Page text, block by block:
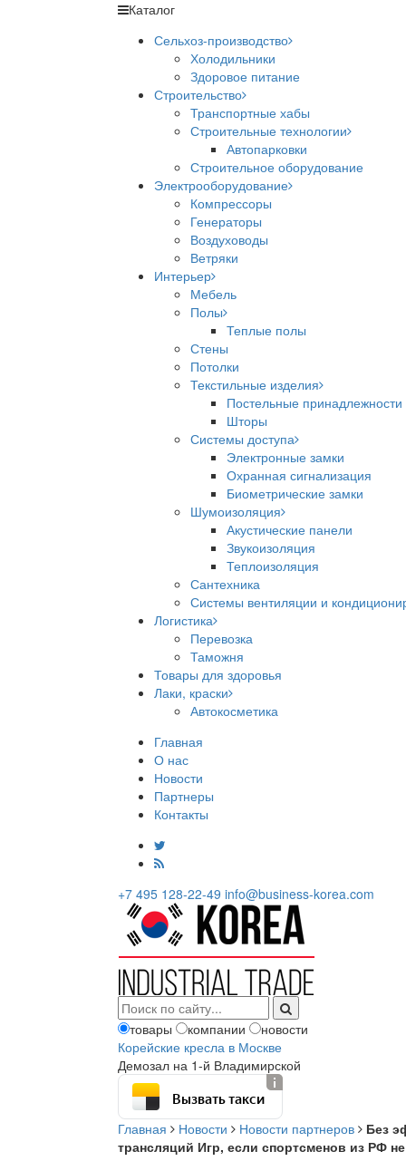
Каталог
Сельхоз-производство
Холодильники
Здоровое питание
Строительство
Транспортные хабы
Строительные технологии
Автопарковки
Строительное оборудование
Электрооборудование
Компрессоры
Генераторы
Воздуховоды
Ветряки
Интерьер
Мебель
Полы
Теплые полы
Стены
Потолки
Текстильные изделия
Постельные принадлежности
Шторы
Системы доступа
Электронные замки
Охранная сигнализация
Биометрические замки
Шумоизоляция
Акустические панели
Звукоизоляция
Теплоизоляция
Сантехника
Системы вентиляции и
Логистика
Перевозка
Таможня
Товары для здоровья
Лаки, краски
Автокосметика
Главная
О нас
Новости
Партнеры
Контакты
+7 495 128-22-49 info@business-korea.com
товары компании
новости
Корейские кресла в Москве
Демозал на 1-й Владимирской
Вызвать такси
Главная Новости Новости партнеров
Без
трансляций Игр, если спортсменов из РФ